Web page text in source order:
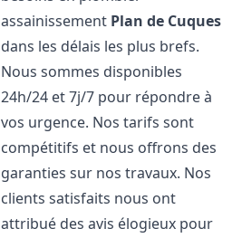
assainissement Plan de Cuques
dans les délais les plus brefs.
Nous sommes disponibles
24h/24 et 7j/7 pour répondre à
vos urgence. Nos tarifs sont
compétitifs et nous offrons des
garanties sur nos travaux. Nos
clients satisfaits nous ont
attribué des avis élogieux pour